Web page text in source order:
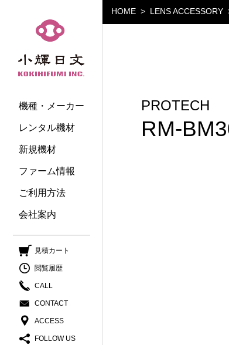
小輝日文
機種・メーカー
レンタル機材
新規機材
ファーム情報
ご利用方法
会社案内
見積カート
閲覧履歴
CALL
CONTACT
ACCESS
FOLLOW US
HOME LENS ACCESSORY
PROTECH
RM-